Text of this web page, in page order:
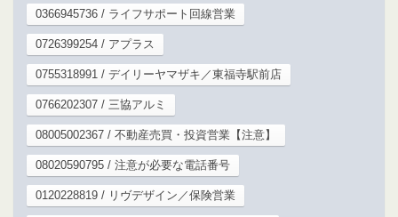
0366945736 / ライフサポート回線営業
0726399254 / アプラス
0755318991 / デイリーヤマザキ／東福寺駅前店
0766202307 / 三協アルミ
08005002367 / 不動産売買・投資営業【注意】
08020590795 / 注意が必要な電話番号
0120228819 / リヴデザイン／保険営業